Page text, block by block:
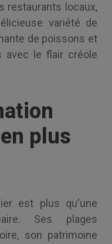
restaurants locaux,
variété de
de poissons et
avec le flair créole
plus
est plus qu'une
Ses plages
son patrimoine